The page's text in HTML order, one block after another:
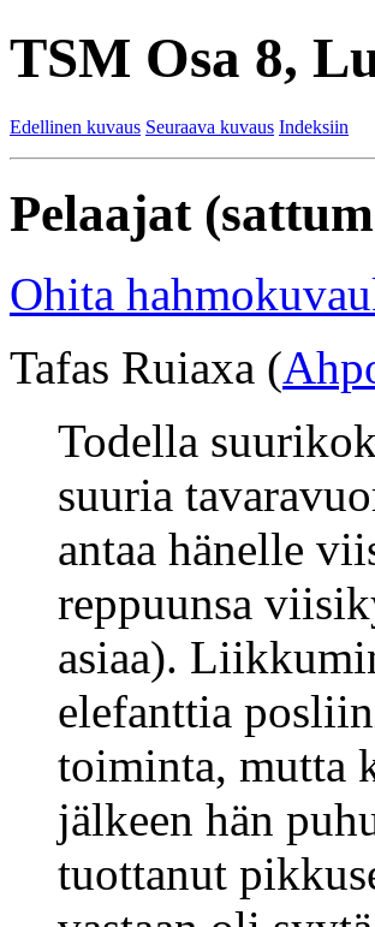
TSM Osa 8,
Edellinen kuvaus Seuraava kuvaus Indeksiin
Pelaajat
Ohita
Tafas Ruiaxa (
Todella
suuria
antaa hänelle
reppuunsa
asiaa).
elefanttia
toiminta, mutta
jälkeen hän
tuottanut